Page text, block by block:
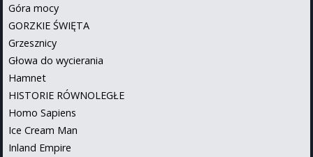
Góra mocy
GORZKIE ŚWIĘTA
Grzesznicy
Głowa do wycierania
Hamnet
HISTORIE RÓWNOLEGŁE
Homo Sapiens
Ice Cream Man
Inland Empire